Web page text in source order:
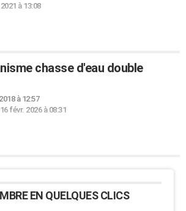
à 13:08
chasse d'eau double
à 12:57
16 févr. 2026 à 08:31
EN QUELQUES CLICS